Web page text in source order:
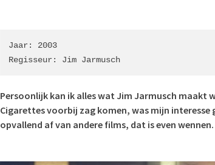
Jaar: 2003
Regisseur: Jim Jarmusch
Persoonlijk kan ik alles wat Jim Jarmusch maakt
Cigarettes voorbij zag komen, was mijn
opvallend af van andere films, dat is even wennen.